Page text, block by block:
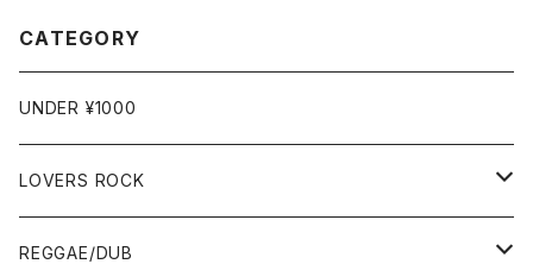
CATEGORY
UNDER ¥1000
LOVERS ROCK
7"
REGGAE/DUB